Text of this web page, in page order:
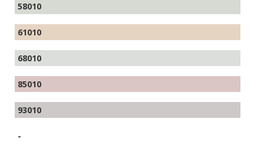
58010
61010
68010
85010
93010
-